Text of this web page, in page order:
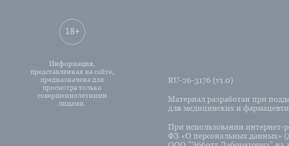
18+
Информация,
представленная на сайте,
предназначена для
просмотра только
совершеннолетними
лицами.
RU-26-3176 (v1.0)
Материал разработан при
для медицинских и
При использовании интернет-
ФЗ «О персональных данных»